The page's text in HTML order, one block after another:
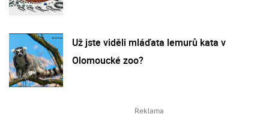
Už jste viděli mláďata lemurů kata v
Olomoucké zoo?